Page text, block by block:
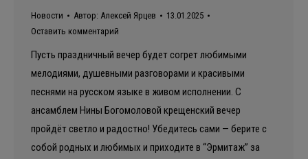
Новости Автор: Алексей Ярцев
13.01.2025
Оставить комментарий
Пусть праздничный вечер будет согрет любимыми
мелодиями, душевными разговорами и красивыми
песнями на русском языке в живом исполнении. С
ансамблем Нины Богомоловой крещенский вечер
пройдёт светло и радостно! Убедитесь сами — берите с
собой родных и любимых и приходите в “Эрмитаж” за